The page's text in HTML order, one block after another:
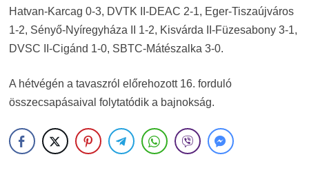
Hatvan-Karcag 0-3, DVTK II-DEAC 2-1, Eger-Tiszaújváros
1-2, Sényő-Nyíregyháza II 1-2, Kisvárda II-Füzesabony 3-1,
DVSC II-Cigánd 1-0, SBTC-Mátészalka 3-0.
A hétvégén a tavaszról előrehozott 16. forduló
összecsapásaival folytatódik a bajnokság.